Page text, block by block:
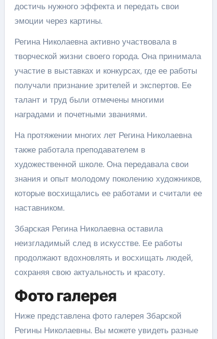
достичь нужного эффекта и передать свои
эмоции через картины.
Регина Николаевна активно участвовала в
творческой жизни своего города. Она принимала
участие в выставках и конкурсах, где ее работы
получали признание зрителей и экспертов. Ее
талант и труд были отмечены многими
наградами и почетными званиями.
На протяжении многих лет Регина Николаевна
также работала преподавателем в
художественной школе. Она передавала свои
знания и опыт молодому поколению художников,
которые восхищались ее работами и считали ее
наставником.
Збарская Регина Николаевна оставила
неизгладимый след в искусстве. Ее работы
продолжают вдохновлять и восхищать людей,
сохраняя свою актуальность и красоту.
Фото галерея
Ниже представлена фото галерея Збарской
Регины Николаевны. Вы можете увидеть разные